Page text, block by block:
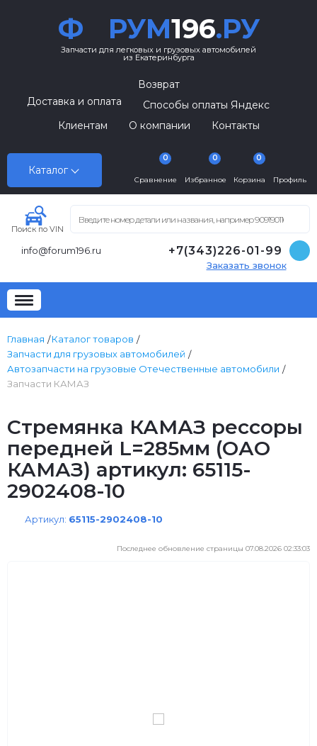
Ф РУМ196.РУ
Запчасти для легковых и грузовых автомобилей
из Екатеринбурга
Каталог
Возврат
Доставка и оплата
Способы оплаты Яндекс
Клиентам
О компании Контакты
Сравнение
0
Избранное
0
Корзина
0
Профиль
Поиск по VIN
info@forum196.ru +7(343)226-01-99
Заказать звонок
Главная
Каталог товаров
Запчасти для грузовых автомобилей
Автозапчасти на грузовые Отечественные автомобили
Запчасти КАМАЗ
Стремянка КАМАЗ рессоры
передней L=285мм (ОАО
КАМАЗ) артикул: 65115-
2902408-10
Артикул: 65115-2902408-10
Последнее обновление страницы 07.08.2026 02:33:03